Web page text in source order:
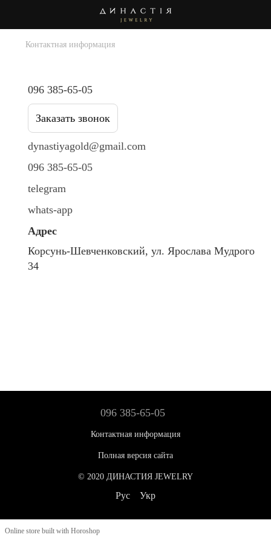
Контактная информация
096 385-65-05
Заказать звонок
dynastiyagold@gmail.com
096 385-65-05
telegram
whats-app
Адрес
Корсунь-Шевченковский, ул. Ярослава Мудрого
34
096 385-65-05
Контактная информация
Полная версия сайта
© 2020 ДИНАСТИЯ JEWELRY
Рус Укр
Online store built with Horoshop